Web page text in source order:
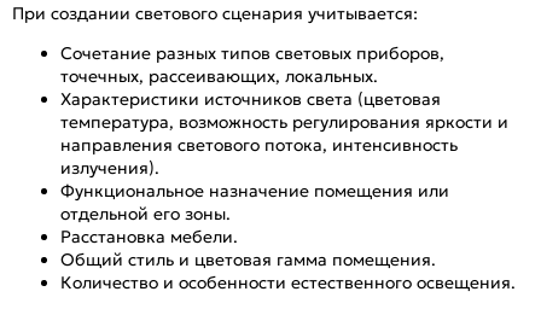
При создании светового сценария учитывается:
Сочетание разных типов световых приборов,
точечных, рассеивающих, локальных.
Характеристики источников света (цветовая
температура, возможность регулирования яркости и
направления светового потока, интенсивность
излучения).
Функциональное назначение помещения или
отдельной его зоны.
Расстановка мебели.
Общий стиль и цветовая гамма помещения.
Количество и особенности естественного освещения.